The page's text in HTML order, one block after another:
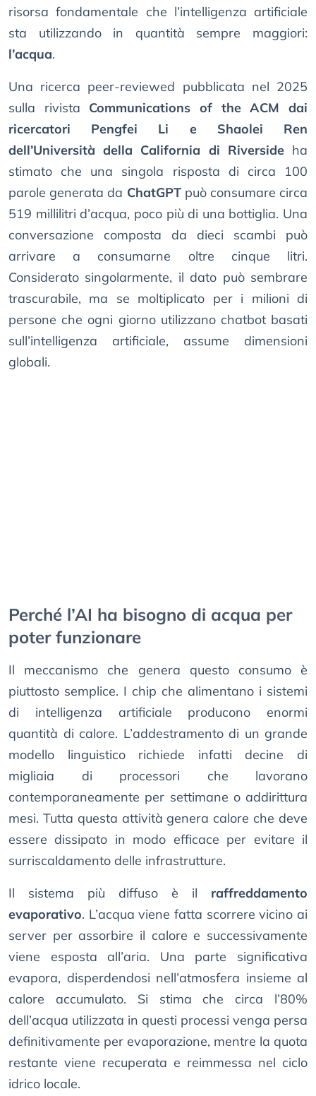
risorsa fondamentale che l’intelligenza artificiale
sta utilizzando in quantità sempre maggiori:
l’acqua.
Una ricerca peer-reviewed pubblicata nel 2025
sulla rivista Communications of the ACM dai
ricercatori Pengfei Li e Shaolei Ren
dell’Università della California di Riversideha
stimato che una singola risposta di circa 100
parole generata da ChatGPTpuò consumare circa
519 millilitri d’acqua, poco più di una bottiglia. Una
conversazione composta da dieci scambi può
arrivare a consumarne oltre cinque litri.
Considerato singolarmente, il dato può sembrare
trascurabile, ma se moltiplicato per i milioni di
persone che ogni giorno utilizzano chatbot basati
sull’intelligenza artificiale, assume dimensioni
globali.
Perché l’AI ha bisogno di acqua per
poter funzionare
Il meccanismo che genera questo consumo è
piuttosto semplice. I chip che alimentano i sistemi
di intelligenza artificiale producono enormi
quantità di calore. L’addestramento di un grande
modello linguistico richiede infatti decine di
migliaia di processori che lavorano
contemporaneamente per settimane o addirittura
mesi. Tutta questa attività genera calore che deve
essere dissipato in modo efficace per evitare il
surriscaldamento delle infrastrutture.
Il sistema più diffuso è il raffreddamento
evaporativo. L’acqua viene fatta scorrere vicino ai
server per assorbire il calore e successivamente
viene esposta all’aria. Una parte significativa
evapora, disperdendosi nell’atmosfera insieme al
calore accumulato. Si stima che circa l’80%
dell’acqua utilizzata in questi processi venga persa
definitivamente per evaporazione, mentre la quota
restante viene recuperata e reimmessa nel ciclo
idrico locale.